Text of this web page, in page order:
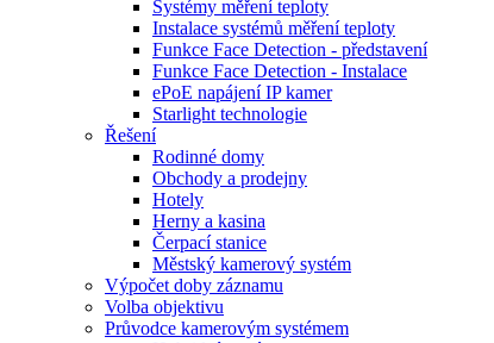
Systémy měření teploty
Instalace systémů měření teploty
Funkce Face Detection - představení
Funkce Face Detection - Instalace
ePoE napájení IP kamer
Starlight technologie
Řešení
Rodinné domy
Obchody a prodejny
Hotely
Herny a kasina
Čerpací stanice
Městský kamerový systém
Výpočet doby záznamu
Volba objektivu
Průvodce kamerovým systémem